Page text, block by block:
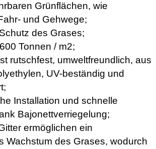
Grünflächen, wie
und Gehwege;
des Grases;
Tonnen / m2;
rutschfest, umweltfreundlich, aus
UV-beständig und
Installation und schnelle
Bajonettverriegelung;
ermöglichen ein
Wachstum des Grases, wodurch